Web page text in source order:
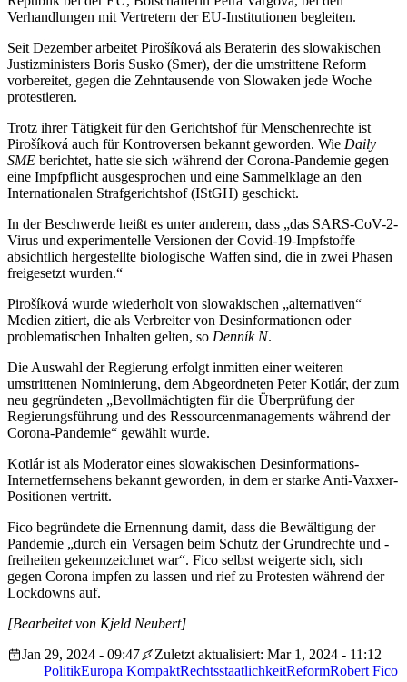
Verhandlungen mit Vertretern der EU-Institutionen begleiten.
Seit Dezember arbeitet Pirošíková als Beraterin des slowakischen
Justizministers Boris Susko (Smer), der die umstrittene Reform
vorbereitet, gegen die Zehntausende von Slowaken jede Woche
protestieren.
Trotz ihrer Tätigkeit für den Gerichtshof für Menschenrechte ist
Pirošíková auch für Kontroversen bekannt geworden. Wie Daily
SME berichtet, hatte sie sich während der Corona-Pandemie gegen
eine Impfpflicht ausgesprochen und eine Sammelklage an den
Internationalen Strafgerichtshof (IStGH) geschickt.
In der Beschwerde heißt es unter anderem, dass „das SARS-CoV-2-
Virus und experimentelle Versionen der Covid-19-Impfstoffe
absichtlich hergestellte biologische Waffen sind, die in zwei Phasen
freigesetzt wurden.“
Pirošíková wurde wiederholt von slowakischen „alternativen“
Medien zitiert, die als Verbreiter von Desinformationen oder
problematischen Inhalten gelten, so Denník N.
Die Auswahl der Regierung erfolgt inmitten einer weiteren
umstrittenen Nominierung, dem Abgeordneten Peter Kotlár, der zum
neu gegründeten „Bevollmächtigten für die Überprüfung der
Regierungsführung und des Ressourcenmanagements während der
Corona-Pandemie“ gewählt wurde.
Kotlár ist als Moderator eines slowakischen Desinformations-
Internetfernsehens bekannt geworden, in dem er starke Anti-Vaxxer-
Positionen vertritt.
Fico begründete die Ernennung damit, dass die Bewältigung der
Pandemie „durch ein Versagen beim Schutz der Grundrechte und -
freiheiten gekennzeichnet war“. Fico selbst weigerte sich, sich
gegen Corona impfen zu lassen und rief zu Protesten während der
Lockdowns auf.
[Bearbeitet von Kjeld Neubert]
Jan 29, 2024 - 09:47
Zuletzt aktualisiert: Mar 1, 2024 - 11:12
PolitikEuropa KompaktRechtsstaatlichkeitReformRobert Fico